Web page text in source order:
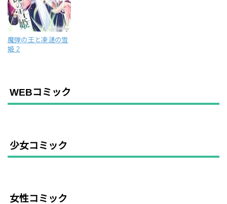
魔弾の王と凍漣の雪
姫 2
WEBコミック
少女コミック
女性コミック